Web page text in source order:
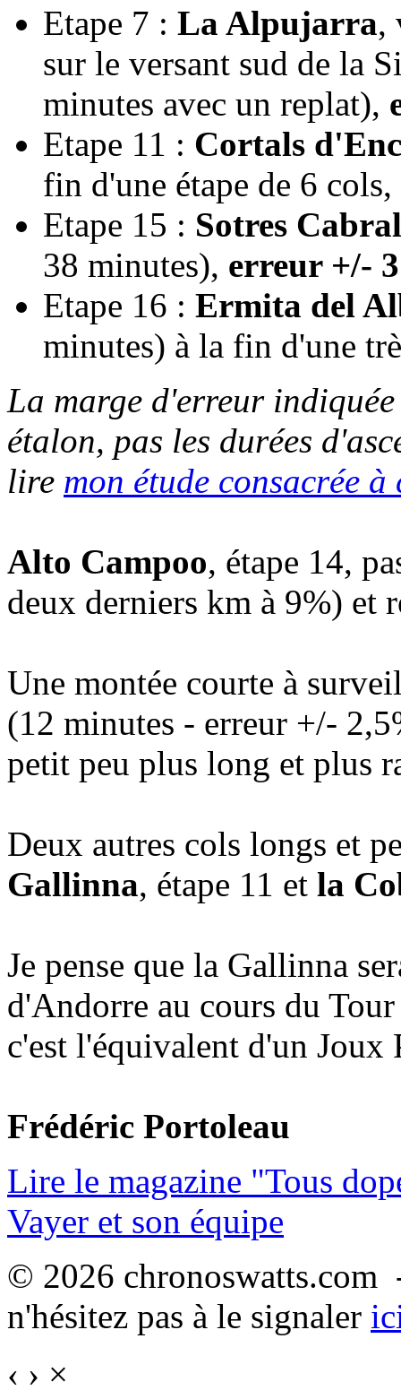
Etape 7 : La Alpujarra,
sur le versant sud de la
minutes avec un replat),
Etape 11 : Cortals
fin d'une étape de 6
Etape 15 : Sotres
38 minutes), erreur +/-
Etape 16 : Ermita del
minutes) à la fin d'une
La marge d'erreur
étalon, pas les durées
lire mon étude consacrée à
Alto Campoo, étape 14,
deux derniers km à 9%) et
Une montée courte à
(12 minutes - erreur +/-
petit peu plus long et plus
Deux autres cols longs et
Gallinna, étape 11 et la
Je pense que la Gallinna
d'Andorre au cours du
c'est l'équivalent d'un Joux
Frédéric Portoleau
Lire le magazine "Tous
Vayer et son équipe
© 2026
n'hésitez pas à le signaler
‹ › ×